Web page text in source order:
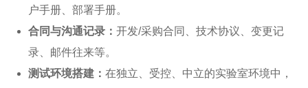
户手册、部署手册。
合同与沟通记录：开发/采购合同、技术协议、变更记
录、邮件往来等。
测试环境搭建：在独立、受控、中立的实验室环境中，